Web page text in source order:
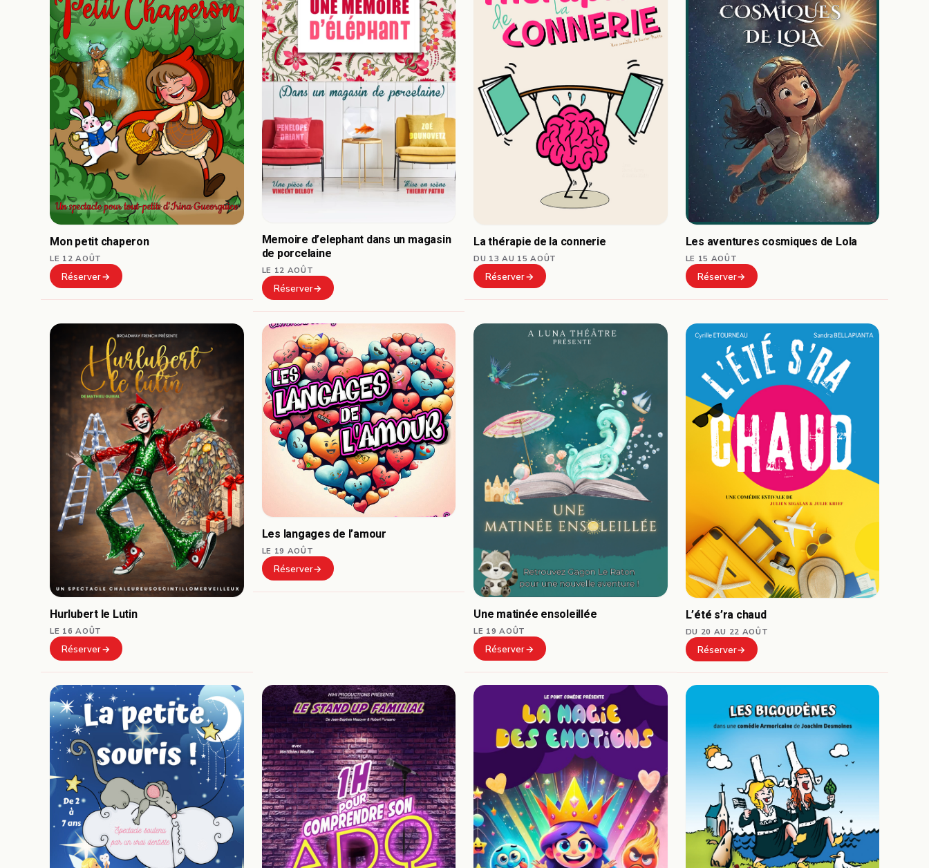
Mon petit chaperon
LE 12 AOÛT
Réserver
Memoire d’elephant dans un magasin
de porcelaine
LE 12 AOÛT
Réserver
La thérapie de la connerie
DU 13 AU 15 AOÛT
Réserver
Les aventures cosmiques de Lola
LE 15 AOÛT
Réserver
Hurlubert le Lutin
LE 16 AOÛT
Réserver
Les langages de l’amour
LE 19 AOÛT
Réserver
Une matinée ensoleillée
LE 19 AOÛT
Réserver
L’été s’ra chaud
DU 20 AU 22 AOÛT
Réserver